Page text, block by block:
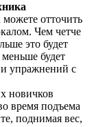
отточить
Чем четче
это будет
будет
упражнений с
новичков
время подъема
поднимая вес,